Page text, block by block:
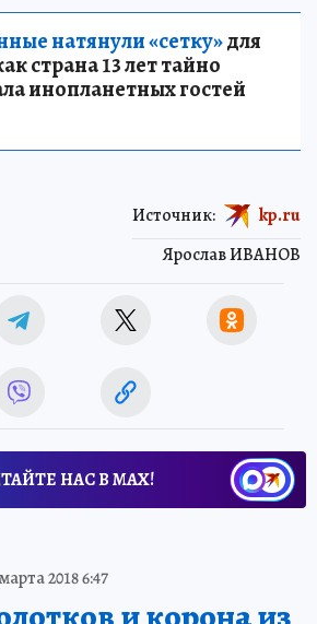
натянули «сетку»для
страна 13 лет тайно
инопланетных гостей
Ярослав ИВАНОВ
Источник: kp.ru
НАС В МАХ!
2018 6:47